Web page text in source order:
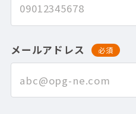
メールアドレス 必須